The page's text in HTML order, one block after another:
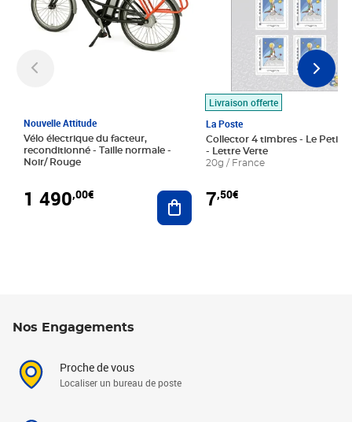
Nouvelle Attitude
Vélo électrique du facteur,
reconditionné - Taille normale -
Noir/ Rouge
1 490,00€ Ajouter au panier
Livraison offerte
La Poste
Collector 4 timbres - Le Petit
- Lettre Verte
20g / France
7,50€
Nos Engagements
Proche de vous
Localiser un bureau de poste